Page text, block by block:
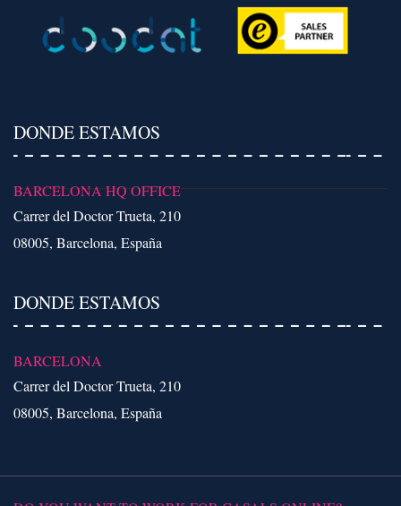
DONDE ESTAMOS
BARCELONA HQ OFFICE
Carrer del Doctor Trueta, 210
08005, Barcelona, España
DONDE ESTAMOS
BARCELONA
Carrer del Doctor Trueta, 210
08005, Barcelona, España